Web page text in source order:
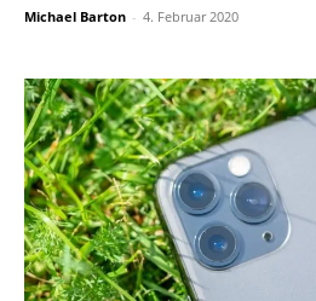
Michael Barton - 4. Februar 2020